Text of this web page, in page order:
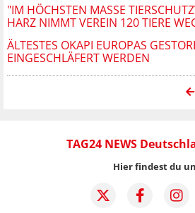
"IM HÖCHSTEN MASSE
ARZ NIMMT VEREIN 120 TIERE WEG
ÄLTESTES OKAPI EUROPAS
EINGESCHLÄFERT WERDEN
TAG24 NEWS
Hier findest du